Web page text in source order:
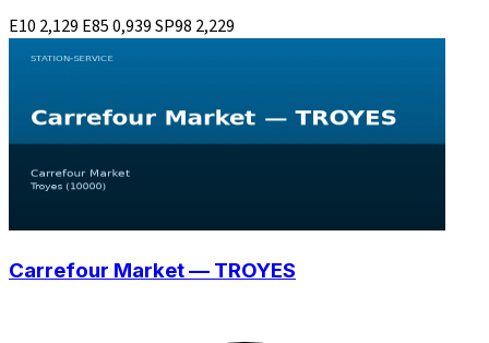
E10 2,129 E850,939SP98 2,229
Carrefour Market — TROYES